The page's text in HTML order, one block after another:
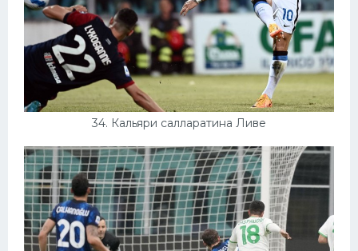
34. Кальяри салларатина Ливе